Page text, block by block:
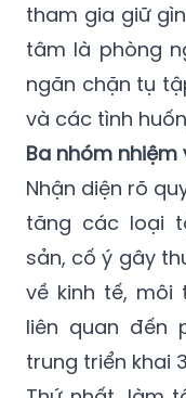
tham gia giữ
tâm là phòng
ngăn chặn tụ
và các tình
Ba nhóm
Nhận diện rõ
tăng các loại
sản, cố ý gây
về kinh tế, môi
liên quan đến
trung triển khai